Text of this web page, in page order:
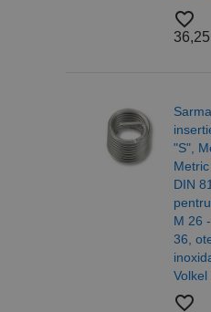
favorite_border
"S",
Metric
DIN
M 26
36,
Volkel
favorite_border